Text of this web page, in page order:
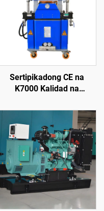
Sertipikadong CE na
K7000 Kalidad na
Polyurethane at Polyurea
na Nagpapaimbulog na
Makina para sa Patong